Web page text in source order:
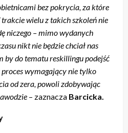
bez pokrycia, za które
trakcie wielu z takich szkoleń nie
niczego – mimo wydanych
nikt nie będzie chciał nas
by do tematu reskillingu podejść
wymagający nie tylko
od zera, powoli zdobywając
– zaznacza Barcicka.